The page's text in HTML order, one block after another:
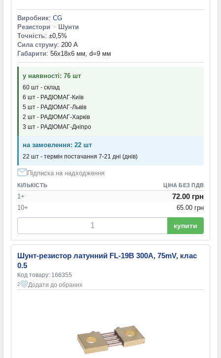
Виробник: CG
Резистори > Шунти
Точність: ±0,5%
Сила струму: 200 А
Габарити: 56x18x6 мм, d=9 мм
у наявності: 76 шт
60 шт - склад
6 шт - РАДІОМАГ-Київ
5 шт - РАДІОМАГ-Львів
2 шт - РАДІОМАГ-Харків
3 шт - РАДІОМАГ-Дніпро
на замовлення: 22 шт
22 шт - термін постачання 7-21 дні (днів)
Підписка на надходження
КІЛЬКІСТЬ ЦІНА БЕЗ ПДВ
1+ 72.00 грн
10+ 65.00 грн
купити
Шунт-резистор латунний FL-19B 300A, 75mV, клас
0.5
Код товару: 166355
2 Додати до обраних